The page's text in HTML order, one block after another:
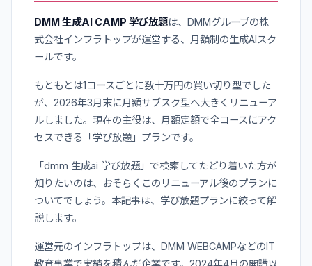
べきこと
•1. 補助金が使えるプランかどうか
2. AIツールの利用料を含めた月額総額
•4. 自分が受けたいコースのサポート形式
7
DMM 生成AI CAMP 学び放題の始め方
まとめ｜「まず試したい初心者」に向いた、補助
金なしの月額プラン
DMM 生成AI CAMP 学び放題は、DMMグループの株
式会社インフラトップが運営する、月額制の生成AIスク
ールです。
もともとは1コースごとに数十万円の買い切り型でした
が、2026年3月末に月額サブスク型へ大きくリニューア
ルしました。現在の主役は、月額定額で全コースにアク
セスできる「学び放題」プランです。
「dmm 生成ai 学び放題」で検索してたどり着いた方が
知りたいのは、おそらくこのリニューアル後のプランに
ついてでしょう。本記事は、学び放題プランに絞って解
説します。
運営元のインフラトップは、DMM WEBCAMPなどのIT
教育事業で実績を積んだ企業です。2024年4月の開講以